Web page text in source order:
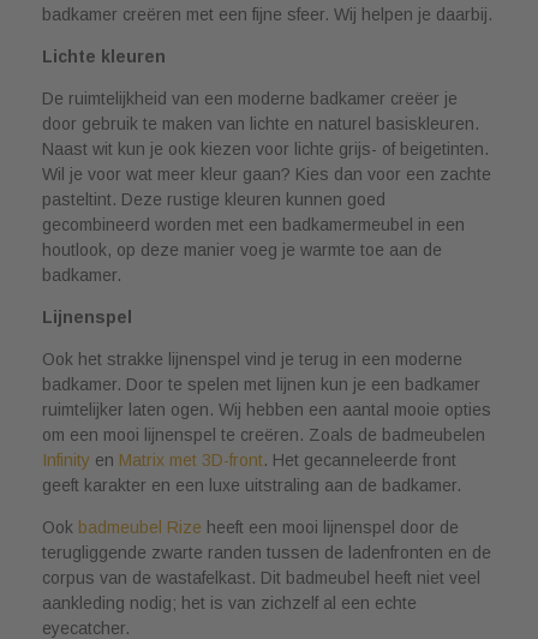
badkamer creëren met een fijne sfeer. Wij helpen je daarbij.
Lichte kleuren
De ruimtelijkheid van een moderne badkamer creëer je
door gebruik te maken van lichte en naturel basiskleuren.
Naast wit kun je ook kiezen voor lichte grijs- of beigetinten.
Wil je voor wat meer kleur gaan? Kies dan voor een zachte
pasteltint. Deze rustige kleuren kunnen goed
gecombineerd worden met een badkamermeubel in een
houtlook, op deze manier voeg je warmte toe aan de
badkamer.
Lijnenspel
Ook het strakke lijnenspel vind je terug in een moderne
badkamer. Door te spelen met lijnen kun je een badkamer
ruimtelijker laten ogen. Wij hebben een aantal mooie opties
om een mooi lijnenspel te creëren. Zoals de badmeubelen
Infinity en Matrix met 3D-front. Het gecanneleerde front
geeft karakter en een luxe uitstraling aan de badkamer.
Ook badmeubel Rize heeft een mooi lijnenspel door de
terugliggende zwarte randen tussen de ladenfronten en de
corpus van de wastafelkast. Dit badmeubel heeft niet veel
aankleding nodig; het is van zichzelf al een echte
eyecatcher.